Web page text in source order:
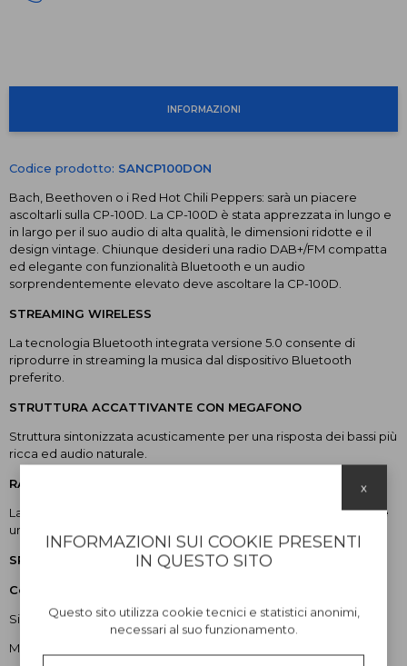
INFORMAZIONI
Codice prodotto: SANCP100DON
Bach, Beethoven o i Red Hot Chili Peppers: sarà un piacere
ascoltarli sulla CP-100D. La CP-100D è stata apprezzata in lungo e
in largo per il suo audio di alta qualità, le dimensioni ridotte e il
design vintage. Chiunque desideri una radio DAB+/FM compatta
ed elegante con funzionalità Bluetooth e un audio
sorprendentemente elevato deve ascoltare la CP-100D.
STREAMING WIRELESS
La tecnologia Bluetooth integrata versione 5.0 consente di
riprodurre in streaming la musica dal dispositivo Bluetooth
preferito.
STRUTTURA ACCATTIVANTE CON MEGAFONO
Struttura sintonizzata acusticamente per una risposta dei bassi più
ricca ed audio naturale.
RADIO DAB+/FM COMPATTA
La CP-100D incorpora un sintonizzatore DAB+ e FM per ottenere
una ricezione ottimale.
SPECIFICHE
Connettività
Sintonizzatore: FM, DAB+, RDS/RBDS, Preselezione stazione
Media: AUX- In, Bluetooth 5.0
INFORMAZIONI SUI COOKIE PRESENTI
IN QUESTO SITO
Questo sito utilizza cookie tecnici e statistici anonimi,
necessari al suo funzionamento.
x